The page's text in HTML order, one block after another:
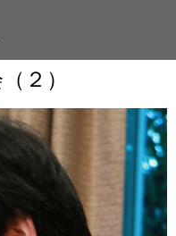
２）